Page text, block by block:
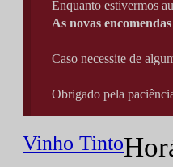
Envios Grátis acima de 100€
Enquanto estivermos
As novas
Caso necessite de
Obrigado pela
Vinho Tinto